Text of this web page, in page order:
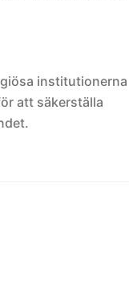
institutionerna
att säkerställa